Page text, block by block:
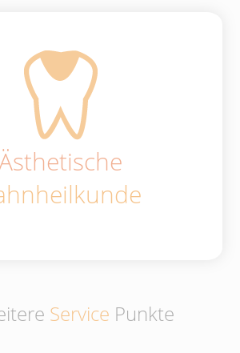
Service Punkte